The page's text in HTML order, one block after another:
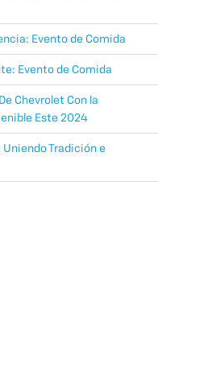
Evento de Comida
Evento de Comida
Chevrolet Con la
Este 2024
Tradición e